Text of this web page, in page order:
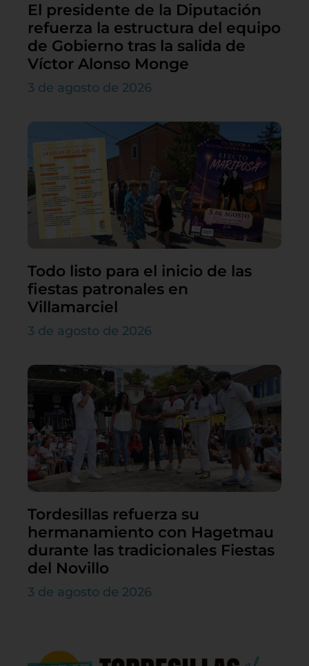
El presidente de la Diputación
refuerza la estructura del equipo
de Gobierno tras la salida de
Víctor Alonso Monge
3 de agosto de 2026
Todo listo para el inicio de las
fiestas patronales en
Villamarciel
3 de agosto de 2026
Tordesillas refuerza su
hermanamiento con Hagetmau
durante las tradicionales Fiestas
del Novillo
3 de agosto de 2026